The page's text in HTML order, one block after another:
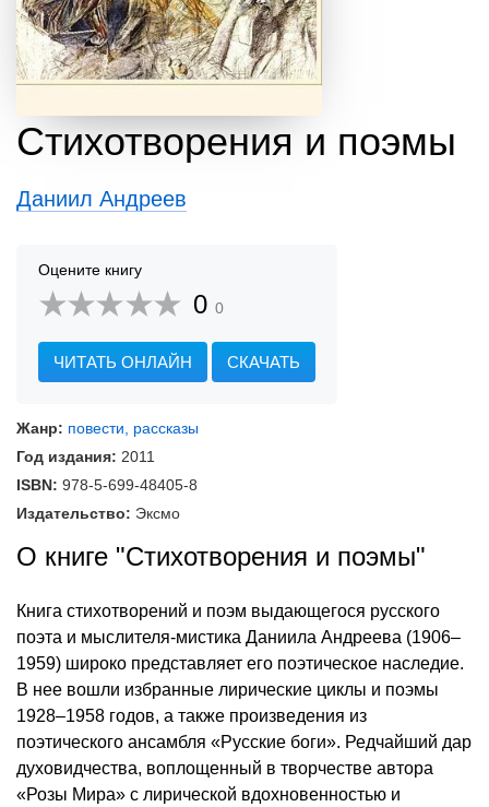
Стихотворения и поэмы
Даниил Андреев
Оцените книгу
0 0
ЧИТАТЬ ОНЛАЙН СКАЧАТЬ
Жанр: повести, рассказы
Год издания: 2011
ISBN: 978-5-699-48405-8
Издательство: Эксмо
О книге "Стихотворения и поэмы"
Книга стихотворений и поэм выдающегося русского
поэта и мыслителя-мистика Даниила Андреева (1906–
1959) широко представляет его поэтическое наследие.
В нее вошли избранные лирические циклы и поэмы
1928–1958 годов, а также произведения из
поэтического ансамбля «Русские боги». Редчайший дар
духовидчества, воплощенный в творчестве автора
«Розы Мира» с лирической вдохновенностью и